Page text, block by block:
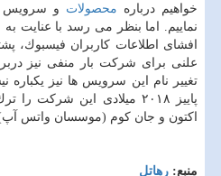
خواهیم درباره محصولات و سرویس
نماییم. اما بنظر می رسد با عنایت
افشای اطلاعات كاربران فیسبوك،
علنی برای شركت بار منفی نیز
تغییر نام این سرویس ها نیز یكباره
پاییز ۲۰۱۸ میلادی این شركت
اكتون و جان كوم (موسسان واتس
منبع: رهاتل